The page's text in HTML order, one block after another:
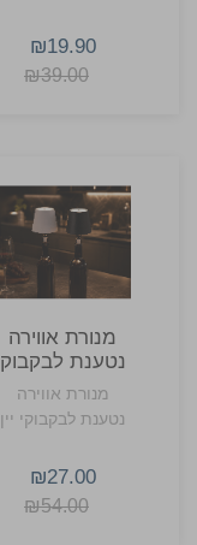
₪19.90
₪39.00
מנורת אווירה
נטענת לבקבוק
יין פאבלייט
EVERCHARGE
מנורת אווירה
נטענת לבקבוקי יין
₪27.00
₪54.00